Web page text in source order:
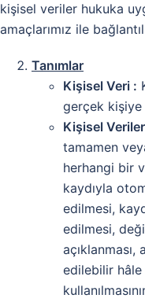
kişisel veriler hukuka
amaçlarımız ile
Tanımlar
Kişisel Veri :
gerçek
Kişisel
tamamen
herhangi bir
kaydıyla
edilmesi,
edilmesi,
açıklanması,
edilebilir hâle